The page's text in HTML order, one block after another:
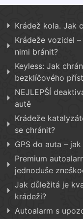
Krádež kola. Jak
Krádeže vozidel
nimi bránit?
Keyless: Jak
bezklíčového
NEJLEPŠÍ
autě
Krádeže
se chránit?
GPS do auta –
Premium
jednoduše
Jak důležitá je
krádeži?
Autoalarm s